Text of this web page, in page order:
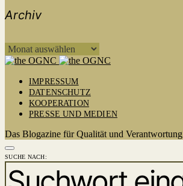
Archiv
ARCHIV
IMPRESSUM
DATENSCHUTZ
KOOPERATION
PRESSE UND MEDIEN
Das Blogazine für Qualität und Verantwortung
SUCHE NACH: